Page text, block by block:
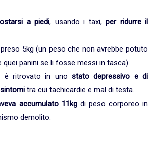
a piedi, usando i taxi, per ridurre il
5kg (un peso che non avrebbe potuto
quei panini se li fosse messi in tasca).
è ritrovato in uno stato depressivo e di
tra cui tachicardie e mal di testa.
accumulato 11kgdi peso corporeo in
demolito.